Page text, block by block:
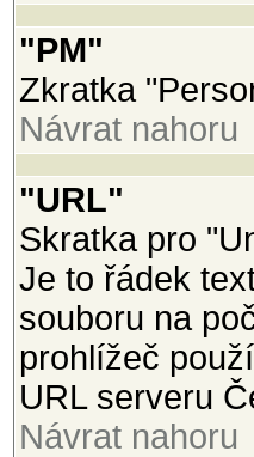
"PM"
Zkratka
Návrat nahoru
"URL"
Skratka pro
Je to řádek
souboru na
prohlížeč
URL serveru
Návrat nahoru